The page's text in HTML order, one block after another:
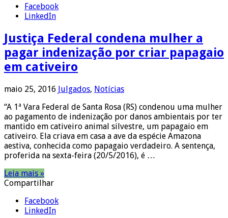
Facebook
LinkedIn
Justiça Federal condena mulher a
pagar indenização por criar papagaio
em cativeiro
maio 25, 2016 Julgados, Notícias
“A 1ª Vara Federal de Santa Rosa (RS) condenou uma mulher
ao pagamento de indenização por danos ambientais por ter
mantido em cativeiro animal silvestre, um papagaio em
cativeiro. Ela criava em casa a ave da espécie Amazona
aestiva, conhecida como papagaio verdadeiro. A sentença,
proferida na sexta-feira (20/5/2016), é …
Leia mais »
Compartilhar
Facebook
LinkedIn